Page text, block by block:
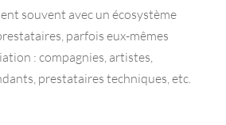
souvent avec un écosystème
parfois eux-mêmes
: compagnies, artistes,
prestataires techniques, etc.